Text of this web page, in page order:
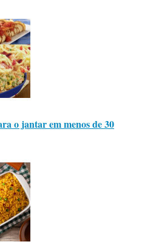
o jantar em menos de 30